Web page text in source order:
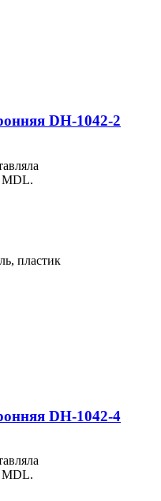
DH-1042-2
MDL.
пластик
DH-1042-4
MDL.